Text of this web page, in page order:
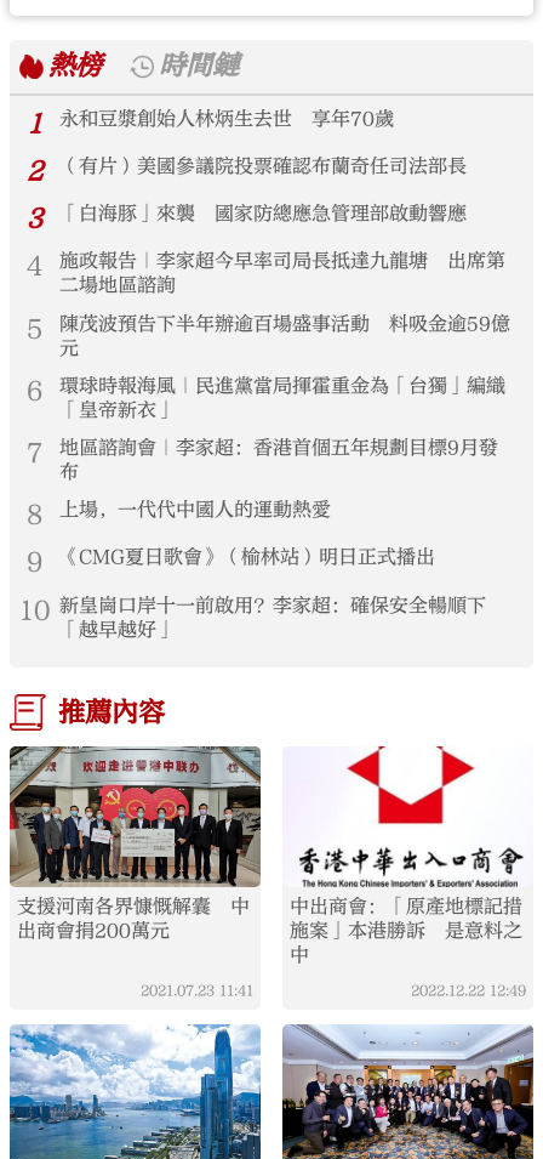
熱榜
時間鏈
1
永和豆漿創始人林炳生去世 享年70歲
2 （有片）美國參議院投票確認布蘭奇任司法部長
3 「白海豚」來襲 國家防總應急管理部啟動響應
4
施政報告｜李家超今早率司局長抵達九龍塘 出席第
二場地區諮詢
5
陳茂波預告下半年辦逾百場盛事活動 料吸金逾59億
元
6
環球時報海風｜民進黨當局揮霍重金為「台獨」編織
「皇帝新衣」
7
地區諮詢會｜李家超：香港首個五年規劃目標9月發
布
8 上場，一代代中國人的運動熱愛
9 《CMG夏日歌會》（榆林站）明日正式播出
10 新皇崗口岸十一前啟用？李家超：確保安全暢順下
「越早越好」
推薦內容
支援河南各界慷慨解囊 中
出商會捐200萬元
2021.07.23 11:41
中出商會：「原產地標記措
施案」本港勝訴 是意料之
中
2022.12.22 12:49